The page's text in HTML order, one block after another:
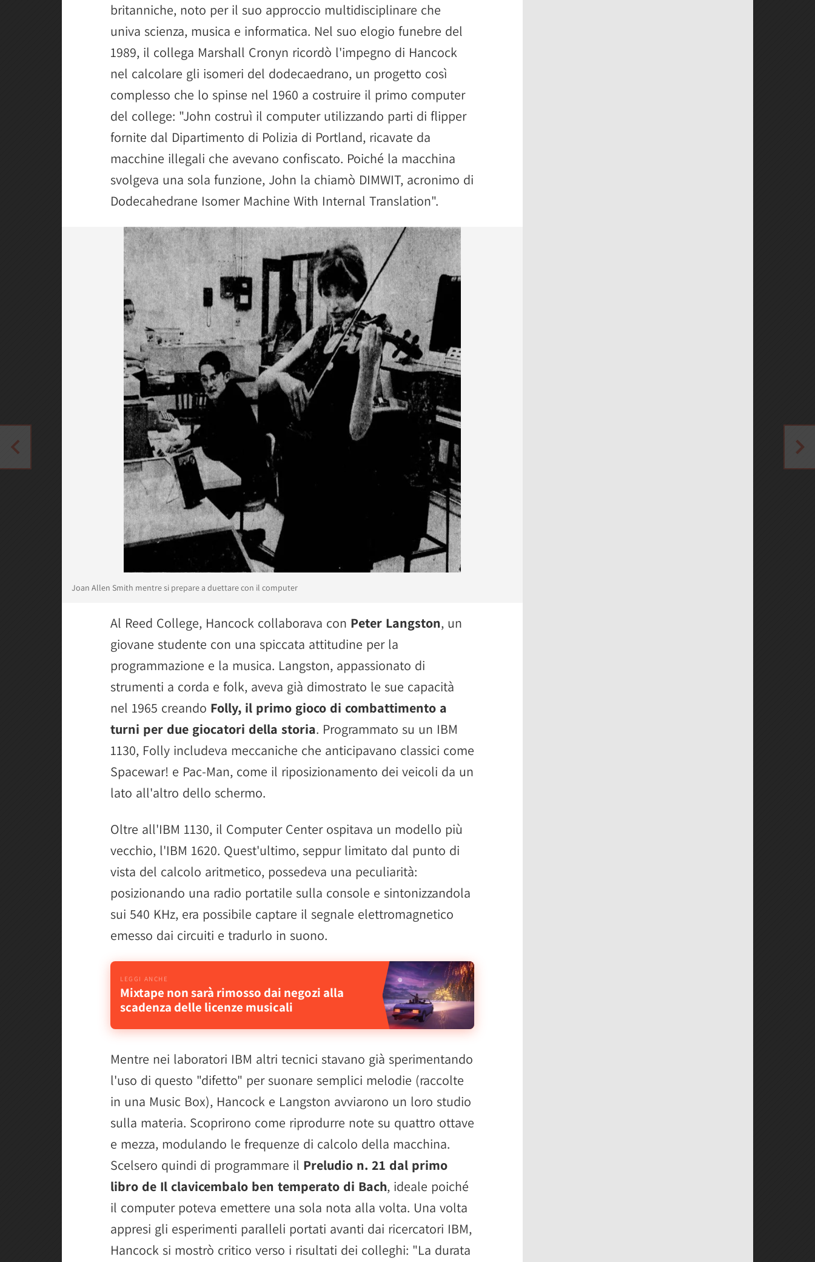
britanniche, noto per il suo approccio multidisciplinare che
univa scienza, musica e informatica. Nel suo elogio funebre del
1989, il collega Marshall Cronyn ricordò l'impegno di Hancock
nel calcolare gli isomeri del dodecaedrano, un progetto così
complesso che lo spinse nel 1960 a costruire il primo computer
del college: "John costruì il computer utilizzando parti di flipper
fornite dal Dipartimento di Polizia di Portland, ricavate da
macchine illegali che avevano confiscato. Poiché la macchina
svolgeva una sola funzione, John la chiamò DIMWIT, acronimo di
Dodecahedrane Isomer Machine With Internal Translation".
Joan Allen Smith mentre si prepare a duettare con il computer
Al Reed College, Hancock collaborava con Peter Langston, un
giovane studente con una spiccata attitudine per la
programmazione e la musica. Langston, appassionato di
strumenti a corda e folk, aveva già dimostrato le sue capacità
nel 1965 creando Folly, il primo gioco di combattimento a
turni per due giocatori della storia. Programmato su un IBM
1130, Folly includeva meccaniche che anticipavano classici come
Spacewar! e Pac-Man, come il riposizionamento dei veicoli da un
lato all'altro dello schermo.
Oltre all'IBM 1130, il Computer Center ospitava un modello più
vecchio, l'IBM 1620. Quest'ultimo, seppur limitato dal punto di
vista del calcolo aritmetico, possedeva una peculiarità:
posizionando una radio portatile sulla console e sintonizzandola
sui 540 KHz, era possibile captare il segnale elettromagnetico
emesso dai circuiti e tradurlo in suono.
Mixtape non sarà rimosso dai negozi alla
scadenza delle licenze musicali
Mentre nei laboratori IBM altri tecnici stavano già sperimentando
l'uso di questo "difetto" per suonare semplici melodie (raccolte
in una Music Box), Hancock e Langston avviarono un loro studio
sulla materia. Scoprirono come riprodurre note su quattro ottave
e mezza, modulando le frequenze di calcolo della macchina.
Scelsero quindi di programmare il Preludio n. 21 dal primo
libro de Il clavicembalo ben temperato di Bach, ideale poiché
il computer poteva emettere una sola nota alla volta. Una volta
appresi gli esperimenti paralleli portati avanti dai ricercatori IBM,
Hancock si mostrò critico verso i risultati dei colleghi: "La durata